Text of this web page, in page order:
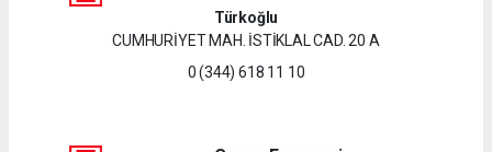
Türkoğlu
CUMHURİYET MAH. İSTİKLAL CAD. 20 A
0 (344) 618 11 10